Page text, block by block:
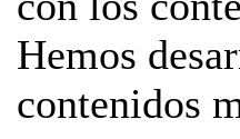
Hemos
contenidos